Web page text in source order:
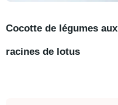
Cocotte de légumes aux
racines de lotus